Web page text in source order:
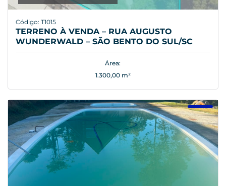
Código: T1015
TERRENO À VENDA – RUA AUGUSTO
WUNDERWALD – SÃO BENTO DO SUL/SC
Área:
1.300,00 m²